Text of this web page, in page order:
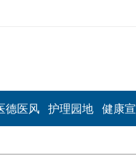
德医风 护理园地 健康